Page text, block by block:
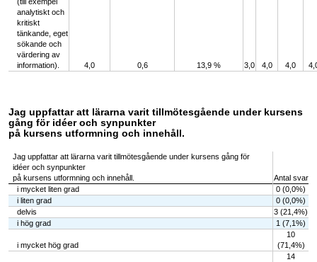
analytiskt och
kritiskt
tänkande, eget
sökande och
värdering av
information).
4,0 0,6 13,9 % 3,0 4,0 4,0
Jag uppfattar att lärarna varit tillmötesgående under kursens
gång för idéer och synpunkter
på kursens utformning och innehåll.
Jag uppfattar att lärarna varit tillmötesgående under kursens gång för
idéer och synpunkter
på kursens utformning och innehåll.
Antal svar
i mycket liten grad
0 (0,0%)
i liten grad
0 (0,0%)
delvis
3 (21,4%)
i hög grad
1 (7,1%)
i mycket hög grad
10
(71,4%)
14